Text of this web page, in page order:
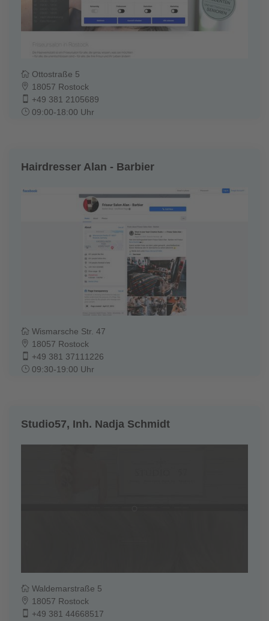
Ottostraße 5
18057 Rostock
+49 381 2105689
09:00-18:00 Uhr
Hairdresser Alan - Barbier
Wismarsche Str. 47
18057 Rostock
+49 381 37111226
09:30-19:00 Uhr
Studio57, Inh. Nadja Schmidt
Waldemarstraße 5
18057 Rostock
+49 381 44668517